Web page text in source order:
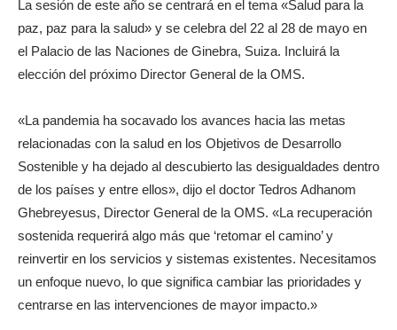
La sesión de este año se centrará en el tema «Salud para la
paz, paz para la salud» y se celebra del 22 al 28 de mayo en
el Palacio de las Naciones de Ginebra, Suiza. Incluirá la
elección del próximo Director General de la OMS.
«La pandemia ha socavado los avances hacia las metas
relacionadas con la salud en los Objetivos de Desarrollo
Sostenible y ha dejado al descubierto las desigualdades dentro
de los países y entre ellos», dijo el doctor Tedros Adhanom
Ghebreyesus, Director General de la OMS. «La recuperación
sostenida requerirá algo más que ‘retomar el camino’ y
reinvertir en los servicios y sistemas existentes. Necesitamos
un enfoque nuevo, lo que significa cambiar las prioridades y
centrarse en las intervenciones de mayor impacto.»